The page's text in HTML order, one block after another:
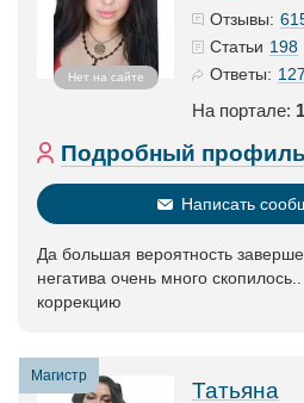
Нет на сайте
Отзывы:
Статьи 198
Ответы:
На портале:
Подробный профиль
Написать
Да большая вероятность
негатива очень много
коррекцию
Магистр
Татьяна